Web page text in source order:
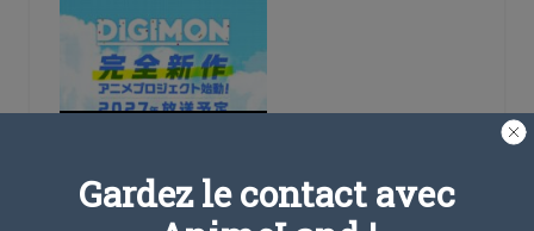
Digimon en préparation
pour 2027
Gardez le contact avec